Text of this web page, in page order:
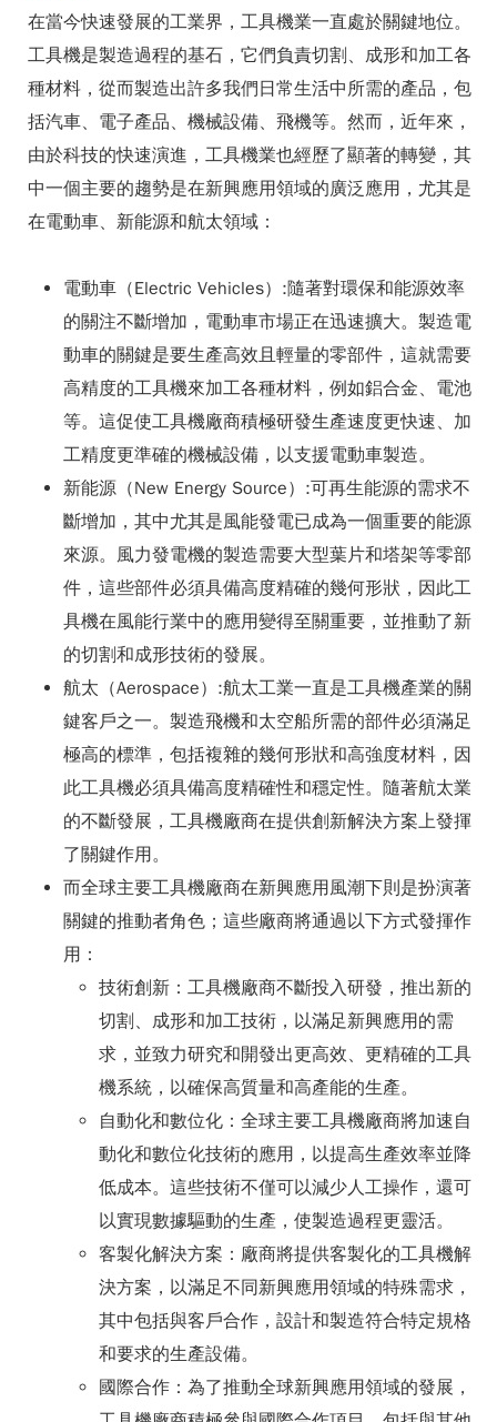
在當今快速發展的工業界，工具機業一直處於關鍵地位。
工具機是製造過程的基石，它們負責切割、成形和加工各
種材料，從而製造出許多我們日常生活中所需的產品，包
括汽車、電子產品、機械設備、飛機等。然而，近年來，
由於科技的快速演進，工具機業也經歷了顯著的轉變，其
中一個主要的趨勢是在新興應用領域的廣泛應用，尤其是
在電動車、新能源和航太領域：
電動車（Electric Vehicles）:隨著對環保和能源效率
的關注不斷增加，電動車市場正在迅速擴大。製造電
動車的關鍵是要生產高效且輕量的零部件，這就需要
高精度的工具機來加工各種材料，例如鋁合金、電池
等。這促使工具機廠商積極研發生產速度更快速、加
工精度更準確的機械設備，以支援電動車製造。
新能源（New Energy Source）:可再生能源的需求不
斷增加，其中尤其是風能發電已成為一個重要的能源
來源。風力發電機的製造需要大型葉片和塔架等零部
件，這些部件必須具備高度精確的幾何形狀，因此工
具機在風能行業中的應用變得至關重要，並推動了新
的切割和成形技術的發展。
航太（Aerospace）:航太工業一直是工具機產業的關
鍵客戶之一。製造飛機和太空船所需的部件必須滿足
極高的標準，包括複雜的幾何形狀和高強度材料，因
此工具機必須具備高度精確性和穩定性。隨著航太業
的不斷發展，工具機廠商在提供創新解決方案上發揮
了關鍵作用。
而全球主要工具機廠商在新興應用風潮下則是扮演著
關鍵的推動者角色；這些廠商將通過以下方式發揮作
用：
技術創新：工具機廠商不斷投入研發，推出新的
切割、成形和加工技術，以滿足新興應用的需
求，並致力研究和開發出更高效、更精確的工具
機系統，以確保高質量和高產能的生產。
自動化和數位化：全球主要工具機廠商將加速自
動化和數位化技術的應用，以提高生產效率並降
低成本。這些技術不僅可以減少人工操作，還可
以實現數據驅動的生產，使製造過程更靈活。
客製化解決方案：廠商將提供客製化的工具機解
決方案，以滿足不同新興應用領域的特殊需求，
其中包括與客戶合作，設計和製造符合特定規格
和要求的生產設備。
國際合作：為了推動全球新興應用領域的發展，